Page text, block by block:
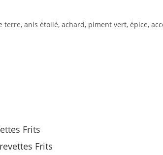
anis étoilé, achard, piment vert, épice,